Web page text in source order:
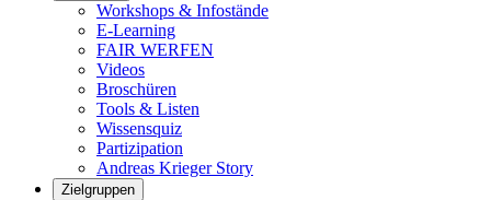
Workshops & Infostände
E-Learning
FAIR WERFEN
Videos
Broschüren
Tools & Listen
Wissensquiz
Partizipation
Andreas Krieger Story
Zielgruppen